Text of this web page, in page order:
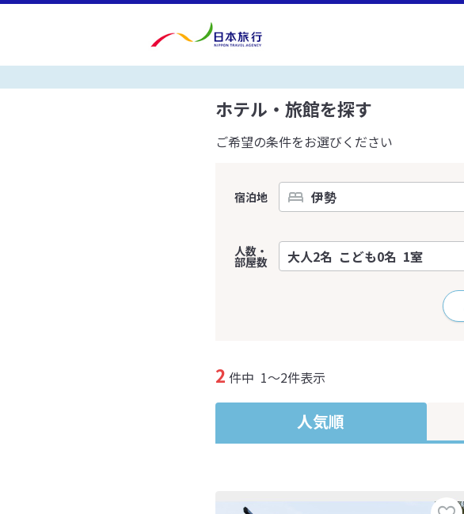
ホテル・旅館を探す
ご希望の条件をお選びください
宿泊地
人数・
部屋数
2 件中 1～2件表示
人気順